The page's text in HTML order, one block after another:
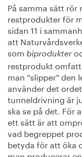
På samma sätt
restprodukter för
sidan 11 i
att
som biprodukter
restprodukt
man "slipper" den
använder det
tunneldrivning är
ska se på det. För
ett sätt är att
vad begreppet
betyda för att öka